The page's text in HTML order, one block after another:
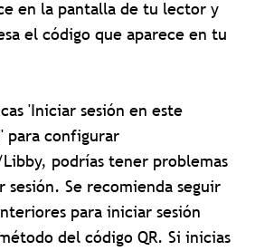
en la pantalla de tu lector y
el código que aparece en tu
'Iniciar sesión en este
para configurar
podrías tener problemas
sesión. Se recomienda seguir
para iniciar sesión
del código QR.Si inicias